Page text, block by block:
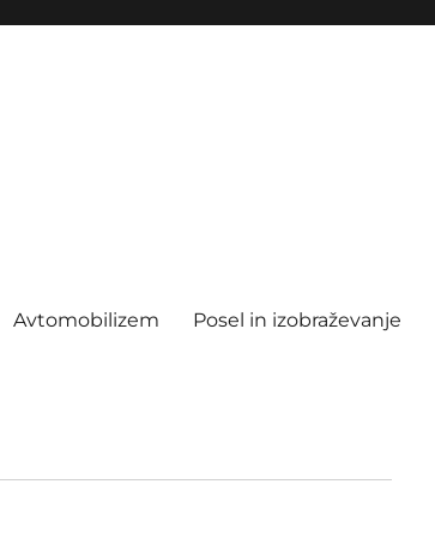
Avtomobilizem Posel in izobraževanje